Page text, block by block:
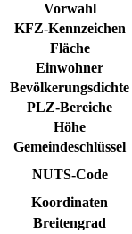
Vorwahl
KFZ-Kennzeichen
Fläche
Einwohner
Bevölkerungsdichte
PLZ-Bereiche
Höhe
Gemeindeschlüssel
NUTS-Code
Koordinaten
Breitengrad